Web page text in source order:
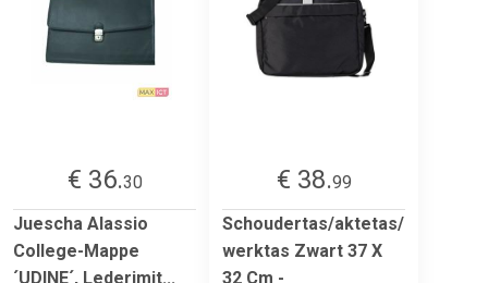
€ 36.30
Juescha Alassio
College-Mappe
´UDINE´, Lederimit...
€ 38.99
Schoudertas/aktetas/
werktas Zwart 37 X
32 Cm -